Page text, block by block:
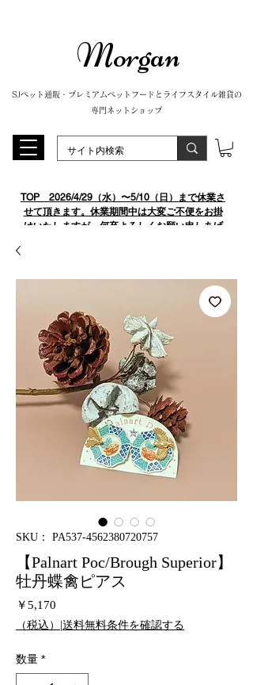
SJペット通販・プレミアムペットフードとライフスタイル雑貨の
専門ネットショップ
Morgan
TOP ​ 2026/4/29（水）〜5/10（日）まで休業さ
せて頂きます。休業期間中は大変ご不便をお掛
けいたしますが、何卒よろしくお願い申しあげ
SKU： PA537-4562380720757
【Palnart Poc/Brough Superior】
牡丹蝶禽ピアス
￥5,170
格
（税込）|送料無料条件を確認する
数量 *